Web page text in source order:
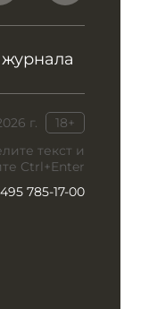
г.
18+
текст и
Ctrl+Enter
785-17-00